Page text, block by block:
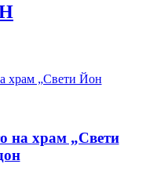
на храм „Свети